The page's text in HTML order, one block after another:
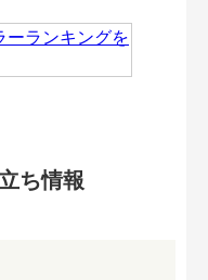
ち情報